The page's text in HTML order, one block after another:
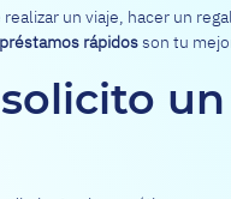
un viaje, hacer un
rápidosson tu
solicito